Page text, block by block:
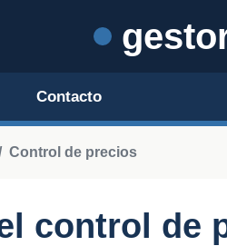
Contacto
Control de precios
control de